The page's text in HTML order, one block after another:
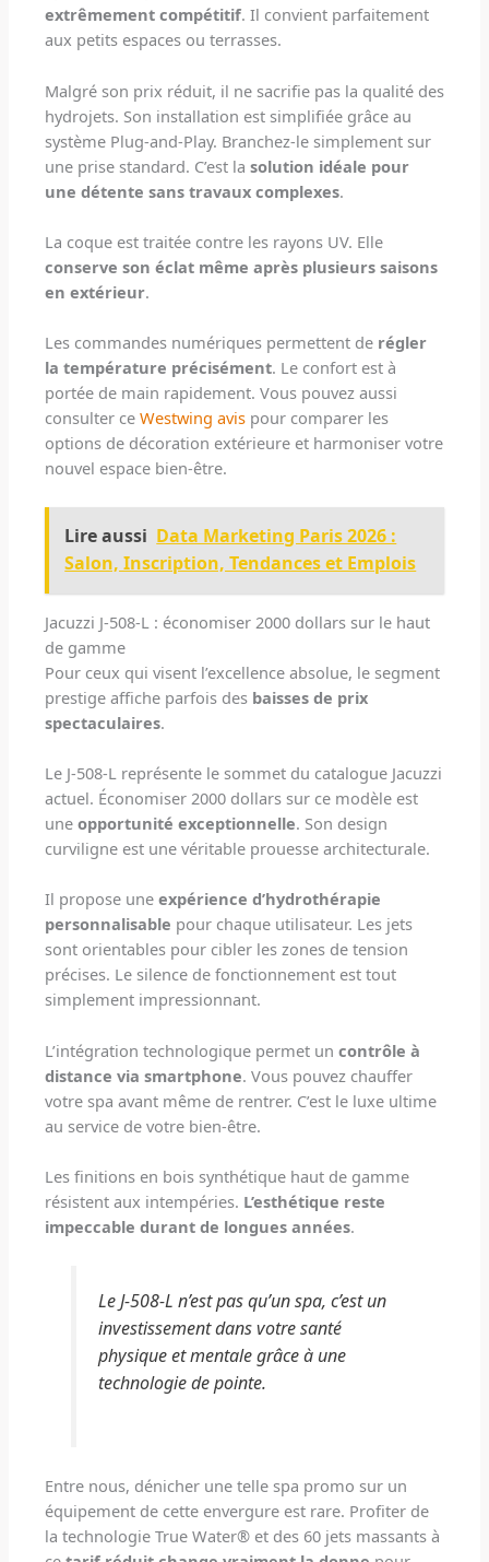
extrêmement compétitif. Il convient parfaitement
aux petits espaces ou terrasses.
Malgré son prix réduit, il ne sacrifie pas la qualité des
hydrojets. Son installation est simplifiée grâce au
système Plug-and-Play. Branchez-le simplement sur
une prise standard. C’est la solution idéale pour
une détente sans travaux complexes.
La coque est traitée contre les rayons UV. Elle
conserve son éclat même après plusieurs saisons
en extérieur.
Les commandes numériques permettent de régler
la température précisément. Le confort est à
portée de main rapidement. Vous pouvez aussi
consulter ce Westwing avispour comparer les
options de décoration extérieure et harmoniser votre
nouvel espace bien-être.
Lire aussi Data Marketing Paris 2026 :
Salon, Inscription, Tendances et Emplois
Jacuzzi J-508-L : économiser 2000 dollars sur le haut
de gamme
Pour ceux qui visent l’excellence absolue, le segment
prestige affiche parfois des baisses de prix
spectaculaires.
Le J-508-L représente le sommet du catalogue Jacuzzi
actuel. Économiser 2000 dollars sur ce modèle est
une opportunité exceptionnelle. Son design
curviligne est une véritable prouesse architecturale.
Il propose une expérience d’hydrothérapie
personnalisable pour chaque utilisateur. Les jets
sont orientables pour cibler les zones de tension
précises. Le silence de fonctionnement est tout
simplement impressionnant.
L’intégration technologique permet un contrôle à
distance via smartphone. Vous pouvez chauffer
votre spa avant même de rentrer. C’est le luxe ultime
au service de votre bien-être.
Les finitions en bois synthétique haut de gamme
résistent aux intempéries. L’esthétique reste
impeccable durant de longues années.
Le J-508-L n’est pas qu’un spa, c’est un
investissement dans votre santé
physique et mentale grâce à une
technologie de pointe.
Entre nous, dénicher une telle spa promo sur un
équipement de cette envergure est rare. Profiter de
la technologie True Water® et des 60 jets massants à